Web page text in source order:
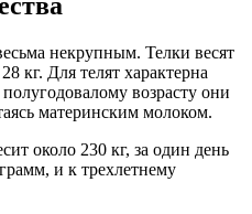
некрупным. Телки весят
кг. Для телят характерна
возрасту они
материнским молоком.
около 230 кг, за один день
и к трехлетнему